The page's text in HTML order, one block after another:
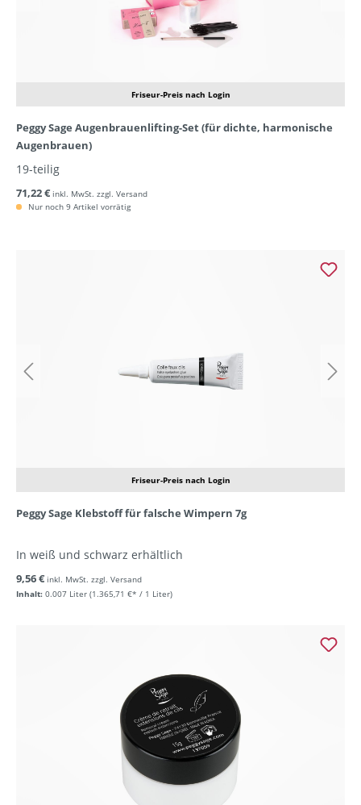
Friseur-Preis nach Login
Peggy Sage Augenbrauenlifting-Set (für dichte, harmonische
Augenbrauen)
19-teilig
71,22 € inkl. MwSt. zzgl. Versand
Nur noch 9 Artikel vorrätig
Friseur-Preis nach Login
Peggy Sage Klebstoff für falsche Wimpern 7g
In weiß und schwarz erhältlich
Inhalt: 0.007 Liter (1.365,71 €* / 1 Liter)
9,56 € inkl. MwSt. zzgl. Versand